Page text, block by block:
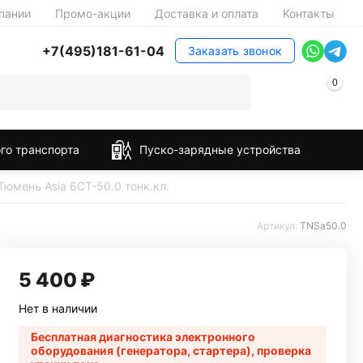
Промо-акции Доставка и оплата Контакты
+7(495)181-61-04 Заказать звонок
0
транспорта Пуско-зарядные устройства
Asia 6СТ-50.0 тонк.кл.
Артикул: TNSa50.0
5 400 ₽
Нет в наличии
Бесплатная диагностика электронного
оборудования (генератора, стартера), проверка